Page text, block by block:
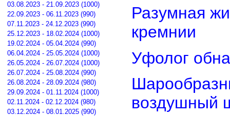
03.08.2023 - 21.09.2023 (1000)
22.09.2023 - 06.11.2023 (990)
07.11.2023 - 24.12.2023 (990)
25.12.2023 - 18.02.2024 (1000)
19.02.2024 - 05.04.2024 (990)
06.04.2024 - 25.05.2024 (1000)
26.05.2024 - 26.07.2024 (1000)
26.07.2024 - 25.08.2024 (990)
26.08.2024 - 28.09.2024 (980)
29.09.2024 - 01.11.2024 (1000)
02.11.2024 - 02.12.2024 (980)
03.12.2024 - 08.01.2025 (990)
Разумная
кремнии
Уфолог
воздушный